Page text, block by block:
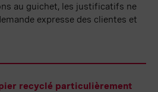
au guichet, les justificatifs ne
expresse des clientes et
recyclé particulièrement